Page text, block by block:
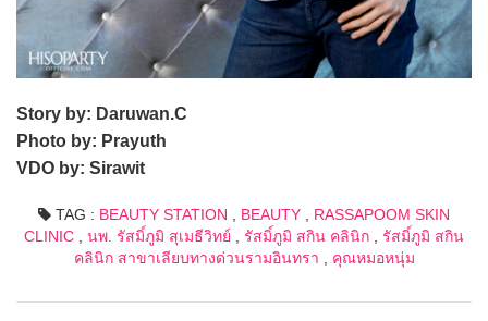
Story by: Daruwan.C
Photo by: Prayuth
VDO by: Sirawit
TAG : BEAUTY STATION , BEAUTY , RASSAPOOM SKIN
CLINIC , นพ. รัสมิ์ภูมิ สุเมธีวิทย์ , รัสมิ์ภูมิ สกิน คลินิก , รัสมิ์ภูมิ สกิน
คลินิก สาขาเลียบทางด่วนรามอินทรา , คุณหมอหนุ่ม